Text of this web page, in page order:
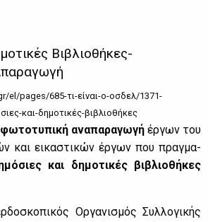
Βιβλιοθήκες-
el/pages/685-τι-είναι-ο-οσδελ/1371-
και-δημοτικές-βιβλιοθήκες
φω­το­τυ­πι­κή ανα­πα­ρα­γω­γή έρ­γων του
και ει­κα­στι­κών έρ­γων που πραγ­μα­
και δη­μο­τι­κές βι­βλιο­θή­κες
Ορ­γα­νι­σμός Συλ­λο­γι­κής